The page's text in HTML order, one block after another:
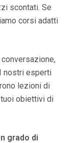
scontati. Se
corsi adatti
nostri esperti
lezioni di
tuoi obiettivi di
grado di